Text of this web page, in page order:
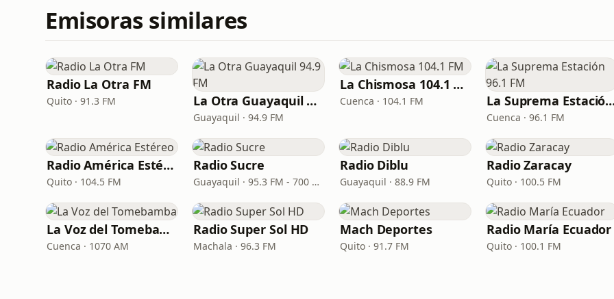
Emisoras similares
Radio La Otra FM
Quito · 91.3 FM La Otra Guayaquil 94.9 FM
Guayaquil · 94.9 FM
La Chismosa 104.1 FM
Cuenca · 104.1 FM La Suprema
Cuenca · 96.1 FM
Radio América Estéreo
Quito · 104.5 FM
Radio Sucre
Guayaquil · 95.3 FM - 700 AM
Radio Diblu
Guayaquil · 88.9 FM
Radio Zaracay
Quito · 100.5 FM
La Voz del Tomebamba
Cuenca · 1070 AM
Radio Super Sol HD
Machala · 96.3 FM
Mach Deportes
Quito · 91.7 FM
Radio María Ecuador
Quito · 100.1 FM